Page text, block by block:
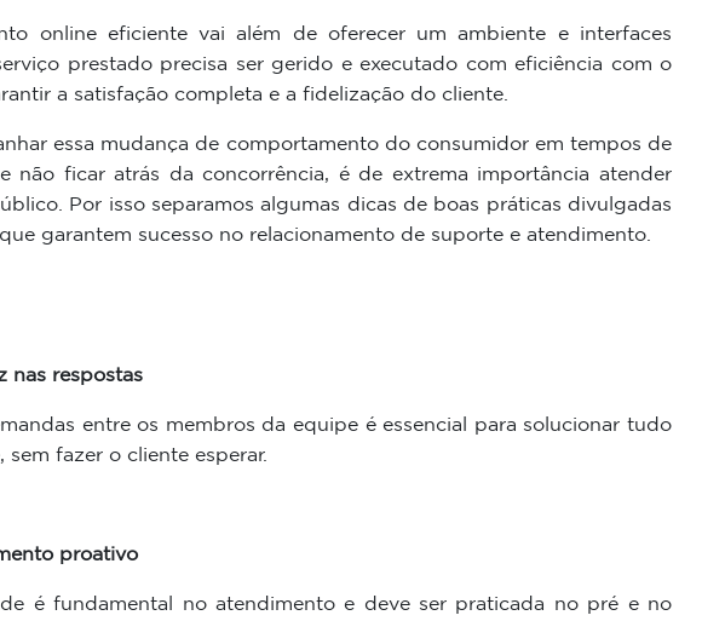
online eficiente vai além de oferecer um ambiente e interfaces
prestado precisa ser gerido e executado com eficiência com o
a satisfação completa e a fidelização do cliente.
essa mudança de comportamento do consumidor em tempos de
não ficar atrás da concorrência, é de extrema importância atender
Por isso separamos algumas dicas de boas práticas divulgadas
garantem sucesso no relacionamento de suporte e atendimento.
nas respostas
entre os membros da equipe é essencial para solucionar tudo
sem fazer o cliente esperar.
proativo
é fundamental no atendimento e deve ser praticada no pré e no